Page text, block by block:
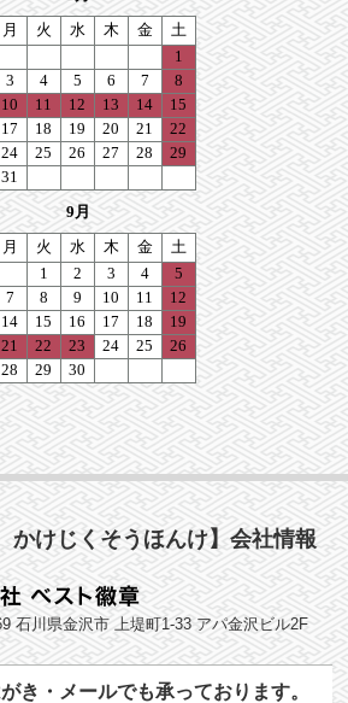
かけじくそうほんけ】会社情報
石川県金沢市 上堤町1-33 アパ金沢ビル2F
き・メールでも承っております。